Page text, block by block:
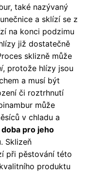
také nazývaný
a sklízí se z
na konci podzimu
již dostatečně
sklizně může
, protože hlízy jsou
a musí být
či roztrhnutí
může
v chladu a
pro jeho
Sklizeň
při pěstování této
produktu